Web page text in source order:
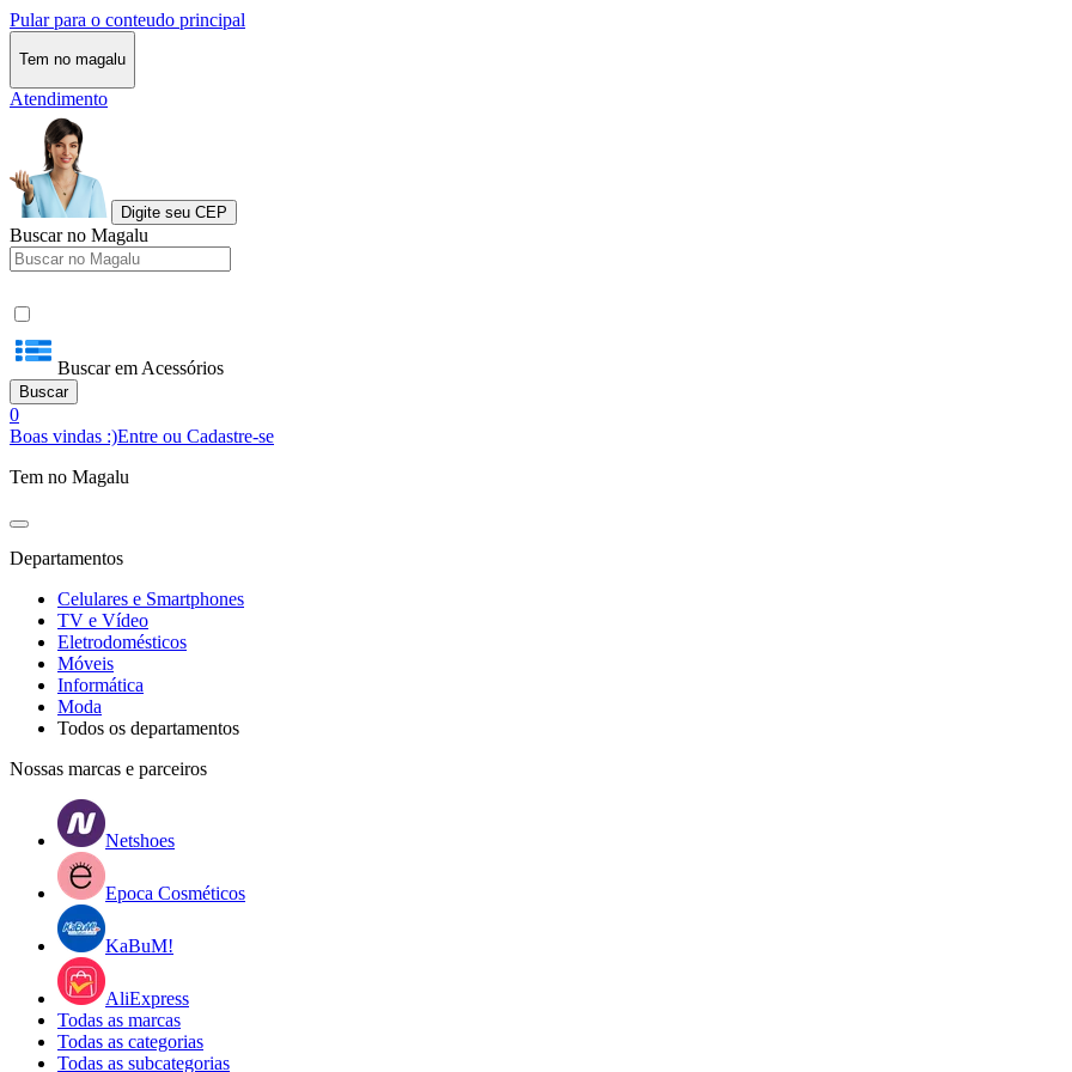
Pular para o conteudo principal
Tem no magalu
Atendimento
Digite seu CEP
Buscar no Magalu
Buscar em Acessórios
Buscar
0
Boas vindas :)Entre ou Cadastre-se
Tem no Magalu
Departamentos
Celulares e Smartphones
TV e Vídeo
Eletrodomésticos
Móveis
Informática
Moda
Todos os departamentos
Nossas marcas e parceiros
Netshoes
Epoca Cosméticos
KaBuM!
AliExpress
Todas as marcas
Todas as categorias
Todas as subcategorias